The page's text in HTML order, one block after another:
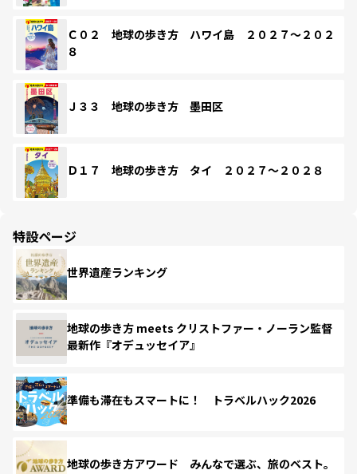
Ｃ０２ 地球の歩き方 ハワイ島 ２０２７～２０２
８
Ｊ３３ 地球の歩き方 墨田区
Ｄ１７ 地球の歩き方 タイ ２０２７～２０２８
特設ページ
世界遺産ランキング
地球の歩き方 meets クリストファー・ノーラン監督
最新作『オデュッセイア』
準備も滞在もスマートに！ トラベルハック2026
地球の歩き方アワード みんなで選ぶ、旅のベスト。